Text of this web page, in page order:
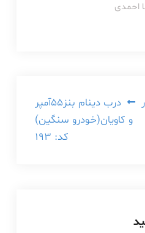
احمدی
درب دینام بنز55آمپر
و کاویان(خودرو سنگین)
کد: 193